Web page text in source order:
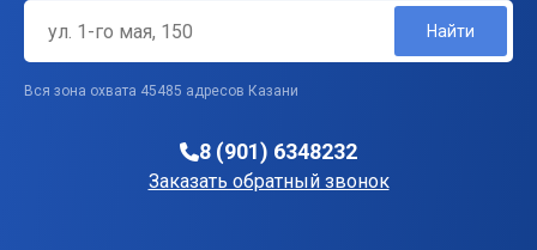
Найти
Вся зона охвата 45485 адресов Казани
8 (901) 6348232
Заказать обратный звонок